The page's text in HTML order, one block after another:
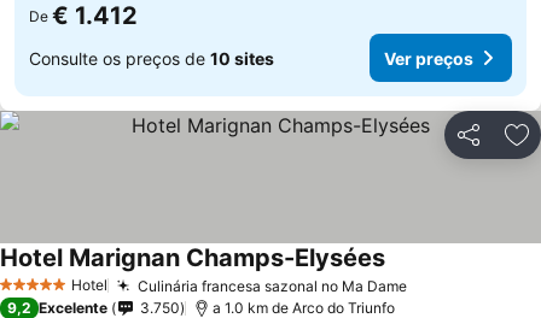
De € 1.412
Consulte os preços de 10 sites Ver preços
Partilhar
5 Estrelas Hotel Culinária francesa sazonal no Ma Dame
Hotel Marignan Champs-Elysées
9,2 Excelente 3.750 a 1.0 km de Arco do Triunfo